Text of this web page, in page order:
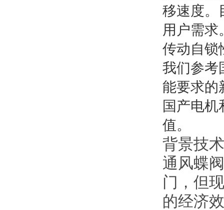
移速度。
用户需
传动自锁
我们参考
能要求的
国产电机
值。
背景技
通风蝶
门，但
的经济